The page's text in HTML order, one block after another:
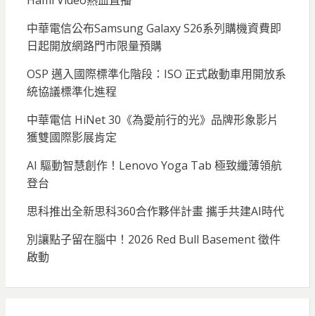
中華電信公布Samsung Galaxy S26系列購機資費即
日起開放網路門市限量預購
OSP 邁入國際標準化階段：ISO 正式啟動車用開放系
統協議標準化進程
中華電信 HiNet 30《為愛前行的光》品牌形象影片
獲雙國際影展肯定
AI 驅動智慧創作！Lenovo Yoga Tab 極致纖薄領航
登台
思科推出全新思科360合作夥伴計畫 攜手共建AI時代
別讓點子留在腦中！2026 Red Bull Basement 徵件
啟動